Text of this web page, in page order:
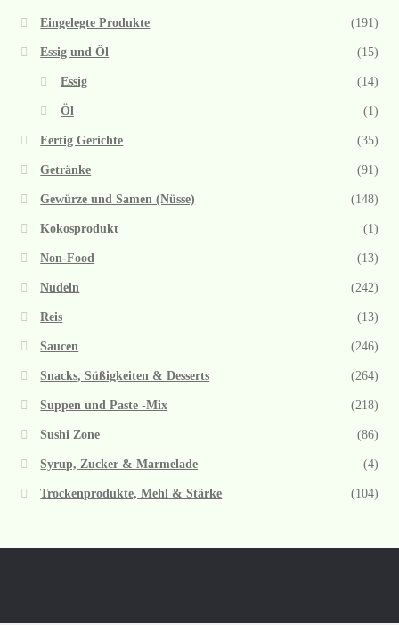
Eingelegte Produkte (191)
Essig und Öl (15)
Essig (14)
Öl (1)
Fertig Gerichte (35)
Getränke (91)
Gewürze und Samen (Nüsse) (148)
Kokosprodukt (1)
Non-Food (13)
Nudeln (242)
Reis (13)
Saucen (246)
Snacks, Süßigkeiten & Desserts (264)
Suppen und Paste -Mix (218)
Sushi Zone (86)
Syrup, Zucker & Marmelade (4)
Trockenprodukte, Mehl & Stärke (104)